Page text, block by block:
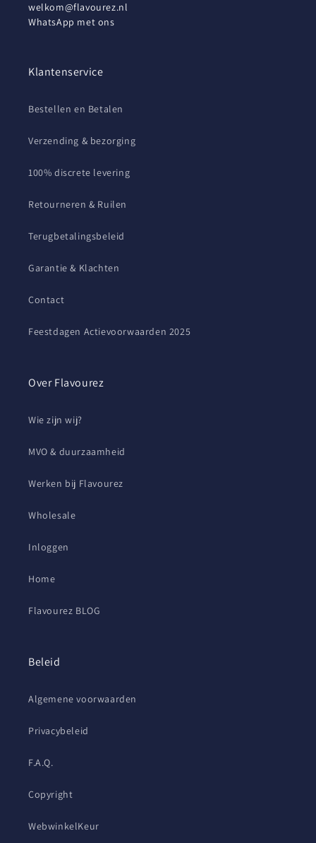
welkom@flavourez.nl
WhatsApp met ons
Klantenservice
Bestellen en Betalen
Verzending & bezorging
100% discrete levering
Retourneren & Ruilen
Terugbetalingsbeleid
Garantie & Klachten
Contact
Feestdagen Actievoorwaarden 2025
Over Flavourez
Wie zijn wij?
MVO & duurzaamheid
Werken bij Flavourez
Wholesale
Inloggen
Home
Flavourez BLOG
Beleid
Algemene voorwaarden
Privacybeleid
F.A.Q.
Copyright
WebwinkelKeur